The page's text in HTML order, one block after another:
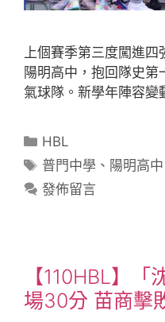
上個賽季第三度闖進四
陽明高中，抱回隊史
氣球隊。新學年陣容變
HBL
普門中學 、 陽明高中
發佈留言
【110HBL】
場30分 苗商擊